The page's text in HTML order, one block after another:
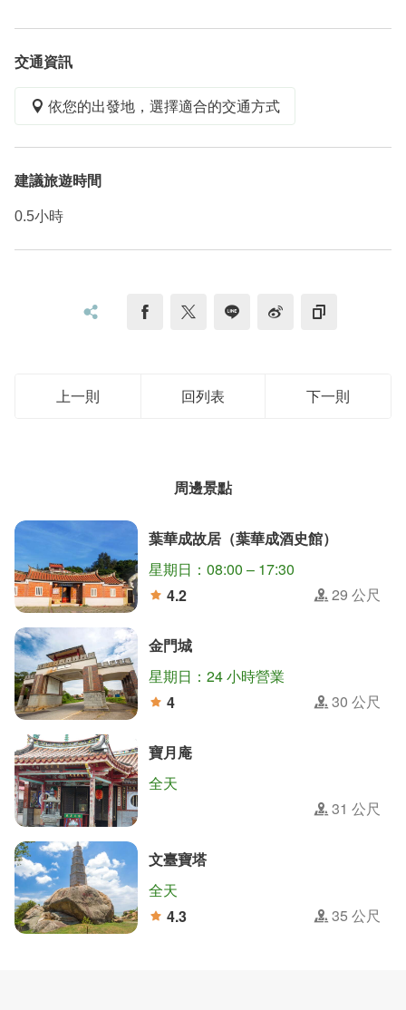
交通資訊
依您的出發地，選擇適合的交通方式
建議旅遊時間
0.5小時
社群分享分享到 facebook
分享到 twitter
分享到 line分享到 Weibo
複製網址
上一則 回列表 下一則
周邊景點
葉華成故居（葉華成酒史館）
星期日：08:00 – 17:30
4.2
距離
29 公尺
金門城
星期日：24 小時營業
4
距離
30 公尺
寶月庵
全天
距離31 公尺
文臺寶塔
全天
4.3
距離
35 公尺